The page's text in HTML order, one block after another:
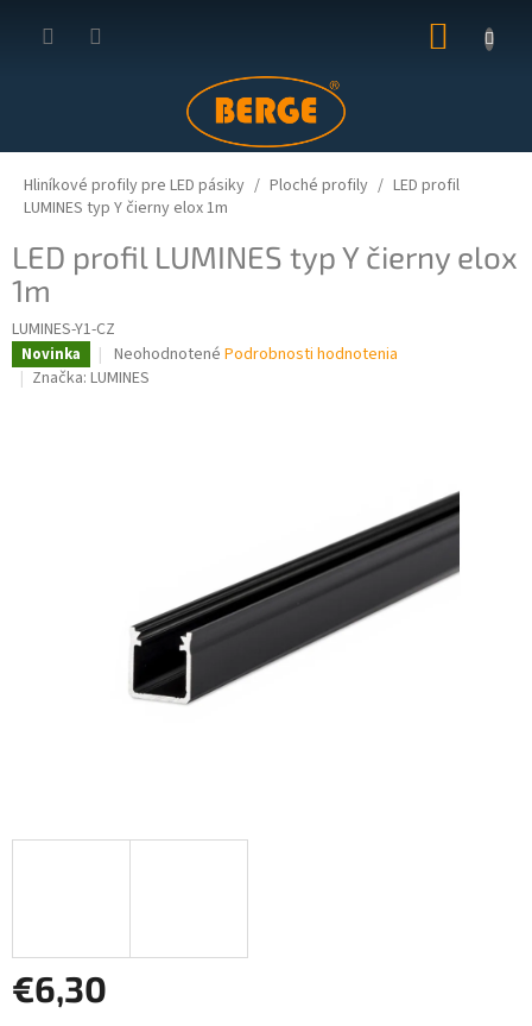
KOŠÍK
Hliníkové profily pre LED pásiky Ploché profily
LED profil
LUMINES typ Y čierny elox 1m
LED profil LUMINES typ Y čierny elox
1m
LUMINES-Y1-CZ
Novinka
Priemerné
hodnotenie
Neohodnotené Podrobnosti hodnotenia
Značka: LUMINES
€6,30